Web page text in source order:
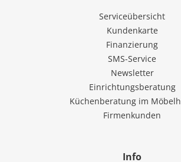
Serviceübersicht
Kundenkarte
Finanzierung
SMS-Service
Newsletter
Einrichtungsberatung
Küchenberatung im
Firmenkunden
Info